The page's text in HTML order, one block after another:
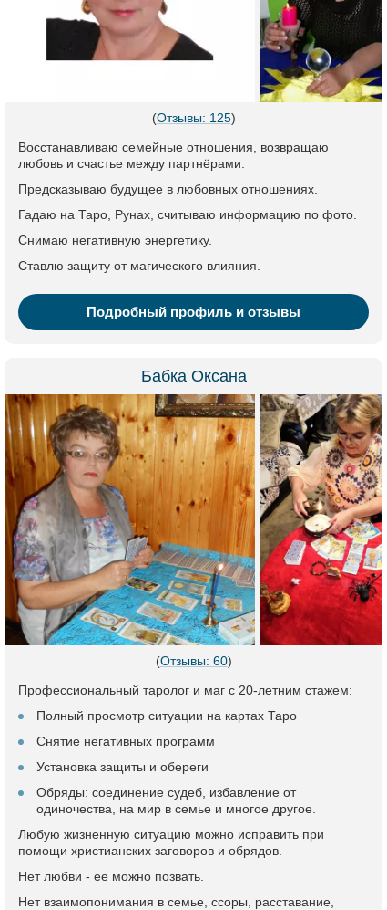
(Отзывы: 125)
Восстанавливаю семейные отношения, возвращаю
любовь и счастье между партнёрами.
Предсказываю будущее в любовных отношениях.
Гадаю на Таро, Рунах, считываю информацию по фото.
Снимаю негативную энергетику.
Ставлю защиту от магического влияния.
Подробный профиль и отзывы
Бабка Оксана
(Отзывы: 60)
Профессиональный таролог и маг с 20-летним стажем:
Полный просмотр ситуации на картах Таро
Снятие негативных программ
Установка защиты и обереги
Обряды: соединение судеб, избавление от
одиночества, на мир в семье и многое другое.
Любую жизненную ситуацию можно исправить при
помощи христианских заговоров и обрядов.
Нет любви - ее можно позвать.
Нет взаимопонимания в семье, ссоры, расставание,